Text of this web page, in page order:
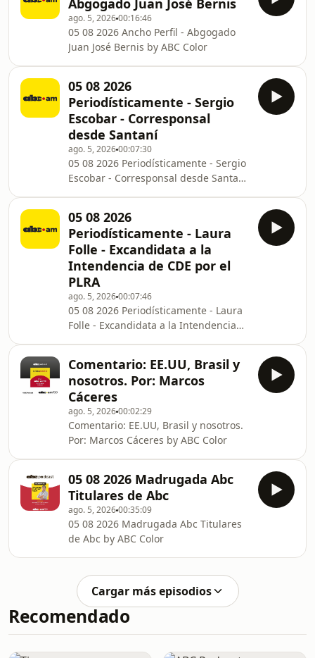
Abgogado Juan José Bernis
ago. 5, 202600:16:46
05 08 2026 Ancho Perfil - Abgogado
Juan José Bernis by ABC Color
05 08 2026
Periodísticamente - Sergio
Escobar - Corresponsal
desde Santaní
ago. 5, 202600:07:30
05 08 2026 Periodísticamente - Sergio
Escobar - Corresponsal desde Santaní
05 08 2026
Periodísticamente - Laura
Folle - Excandidata a la
Intendencia de CDE por el
PLRA
ago. 5, 202600:07:46
05 08 2026 Periodísticamente - Laura
Folle - Excandidata a la Intendencia
Comentario: EE.UU, Brasil y
nosotros. Por: Marcos
Cáceres
ago. 5, 202600:02:29
Comentario: EE.UU, Brasil y nosotros.
Por: Marcos Cáceres by ABC Color
05 08 2026 Madrugada Abc
Titulares de Abc
ago. 5, 202600:35:09
05 08 2026 Madrugada Abc Titulares
de Abc by ABC Color
Cargar más episodios
Recomendado